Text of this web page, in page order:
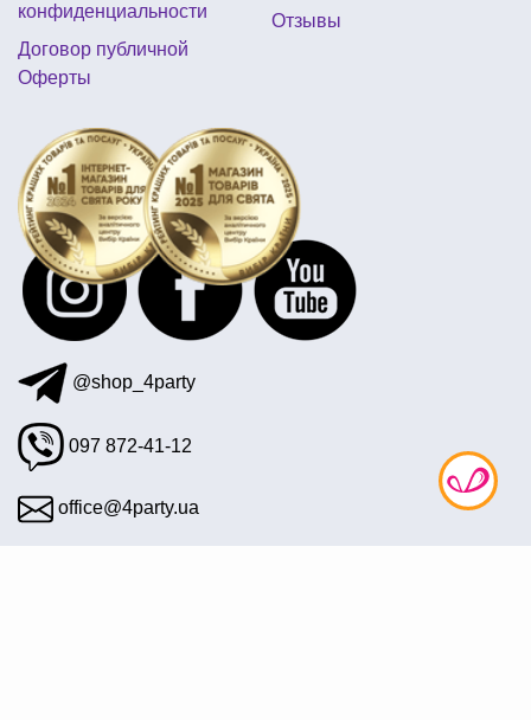
конфиденциальности
Договор публичной
Оферты
Отзывы
@shop_4party
097 872-41-12
office@4party.ua